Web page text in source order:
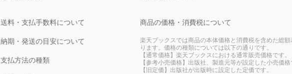
送料・支払手数料について
納期・発送の目安について
支払方法の種類
商品の価格・消費税について
楽天ブックスでは商品の本体価格と消費税を含めた総額
ります。価格の種類については以下の通りです。
【通常価格】楽天ブックスにおける通常販売価格です。
【参考小売価格】出版社、製造元等が設定した小売価格
【旧定価】出版社が出版時に設定した定価です。